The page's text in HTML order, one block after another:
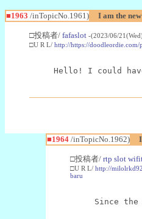
■1963 /inTopicNo.1961) I am the
□投稿者/ fafaslot -(2023/06/
□U R L/ http://https://
Hello! I could
■1964/inTopicNo.1962)
□投稿者/ rtp slot
□U R L/ http://
baru
Since